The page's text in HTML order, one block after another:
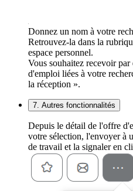
Donnez un nom à votre
Retrouvez-la dans la
espace personnel.
Vous souhaitez recevoir
d'emploi liées à votre
la réception ».
7. Autres fonctionnalités
Depuis le détail de l'offre
votre sélection, l'envoyer à
de travail et la signaler en